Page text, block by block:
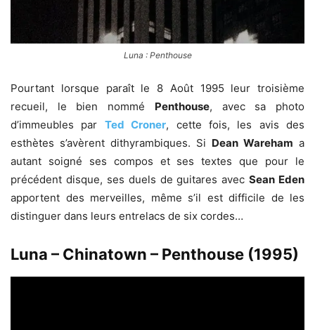
Luna : Penthouse
Pourtant lorsque paraît le 8 Août 1995 leur troisième
recueil, le bien nommé Penthouse, avec sa photo
d’immeubles par Ted Croner, cette fois, les avis des
esthètes s’avèrent dithyrambiques. Si Dean Wareham a
autant soigné ses compos et ses textes que pour le
précédent disque, ses duels de guitares avecSean Eden
apportent des merveilles, même s’il est difficile de les
distinguer dans leurs entrelacs de six cordes…
Luna – Chinatown – Penthouse (1995)